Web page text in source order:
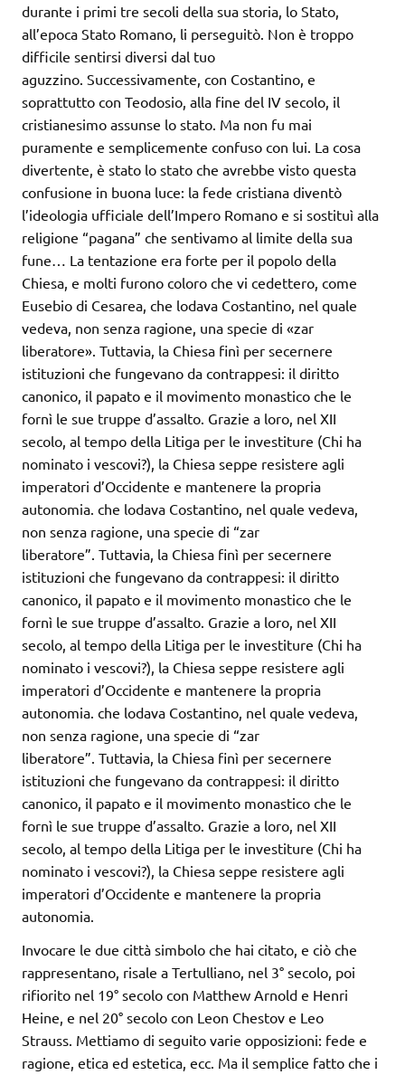
durante i primi tre secoli della sua storia, lo Stato,
all’epoca Stato Romano, li perseguitò. Non è troppo
difficile sentirsi diversi dal tuo
aguzzino. Successivamente, con Costantino, e
soprattutto con Teodosio, alla fine del IV secolo, il
cristianesimo assunse lo stato. Ma non fu mai
puramente e semplicemente confuso con lui. La cosa
divertente, è stato lo stato che avrebbe visto questa
confusione in buona luce: la fede cristiana diventò
l’ideologia ufficiale dell’Impero Romano e si sostituì alla
religione “pagana” che sentivamo al limite della sua
fune… La tentazione era forte per il popolo della
Chiesa, e molti furono coloro che vi cedettero, come
Eusebio di Cesarea, che lodava Costantino, nel quale
vedeva, non senza ragione, una specie di «zar
liberatore». Tuttavia, la Chiesa finì per secernere
istituzioni che fungevano da contrappesi: il diritto
canonico, il papato e il movimento monastico che le
fornì le sue truppe d’assalto. Grazie a loro, nel XII
secolo, al tempo della Litiga per le investiture (Chi ha
nominato i vescovi?), la Chiesa seppe resistere agli
imperatori d’Occidente e mantenere la propria
autonomia. che lodava Costantino, nel quale vedeva,
non senza ragione, una specie di “zar
liberatore”. Tuttavia, la Chiesa finì per secernere
istituzioni che fungevano da contrappesi: il diritto
canonico, il papato e il movimento monastico che le
fornì le sue truppe d’assalto. Grazie a loro, nel XII
secolo, al tempo della Litiga per le investiture (Chi ha
nominato i vescovi?), la Chiesa seppe resistere agli
imperatori d’Occidente e mantenere la propria
autonomia. che lodava Costantino, nel quale vedeva,
non senza ragione, una specie di “zar
liberatore”. Tuttavia, la Chiesa finì per secernere
istituzioni che fungevano da contrappesi: il diritto
canonico, il papato e il movimento monastico che le
fornì le sue truppe d’assalto. Grazie a loro, nel XII
secolo, al tempo della Litiga per le investiture (Chi ha
nominato i vescovi?), la Chiesa seppe resistere agli
imperatori d’Occidente e mantenere la propria
autonomia.
Invocare le due città simbolo che hai citato, e ciò che
rappresentano, risale a Tertulliano, nel 3° secolo, poi
rifiorito nel 19° secolo con Matthew Arnold e Henri
Heine, e nel 20° secolo con Leon Chestov e Leo
Strauss. Mettiamo di seguito varie opposizioni: fede e
ragione, etica ed estetica, ecc. Ma il semplice fatto che i